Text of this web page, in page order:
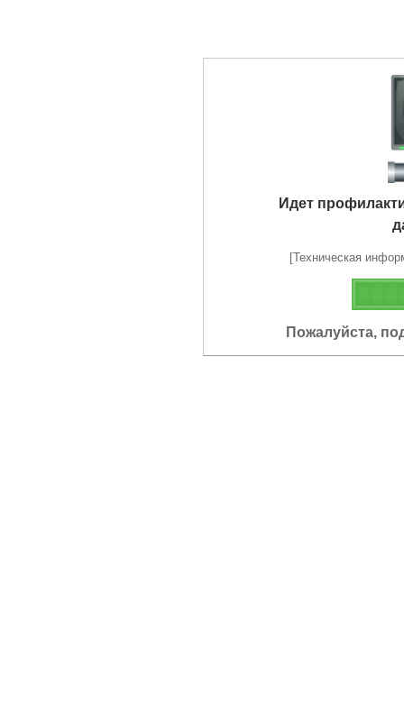
Идет
[Техническая
Пожалуйста,